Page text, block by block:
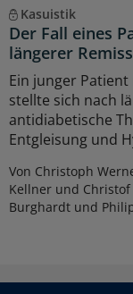
Kasuistik
Der Fall eines
längerer
Ein junger
stellte sich nach
antidiabetische
Entgleisung und
Von Christoph
Kellner und
Burghardt und